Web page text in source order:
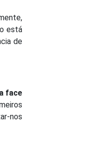
está
de
face
nos